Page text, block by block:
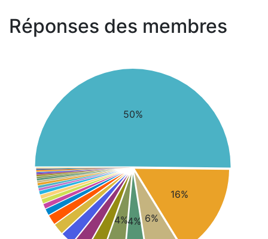
Réponses des membres
50%
16%
6%
4%
4%